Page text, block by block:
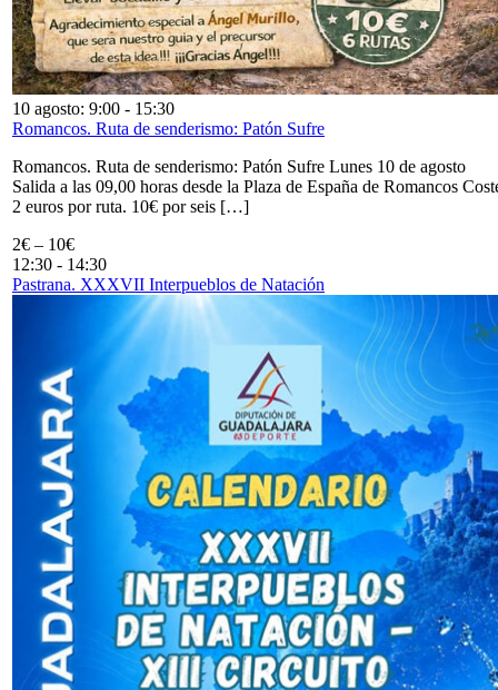
10 agosto: 9:00 - 15:30
Romancos. Ruta de senderismo: Patón Sufre
Romancos. Ruta de senderismo: Patón Sufre Lunes 10 de agosto
Salida a las 09,00 horas desde la Plaza de España de Romancos
2 euros por ruta. 10€ por seis […]
2€ – 10€
12:30 - 14:30
Pastrana. XXXVII Interpueblos de Natación